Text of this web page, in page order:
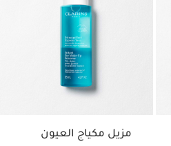
مزيل مكياج العيون